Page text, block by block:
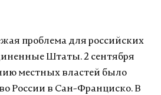
проблема для российских
Штаты. 2 сентября
местных властей было
России в Сан-Франциско. В